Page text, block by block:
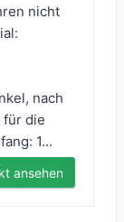
nicht
nach
für die
1...
ansehen